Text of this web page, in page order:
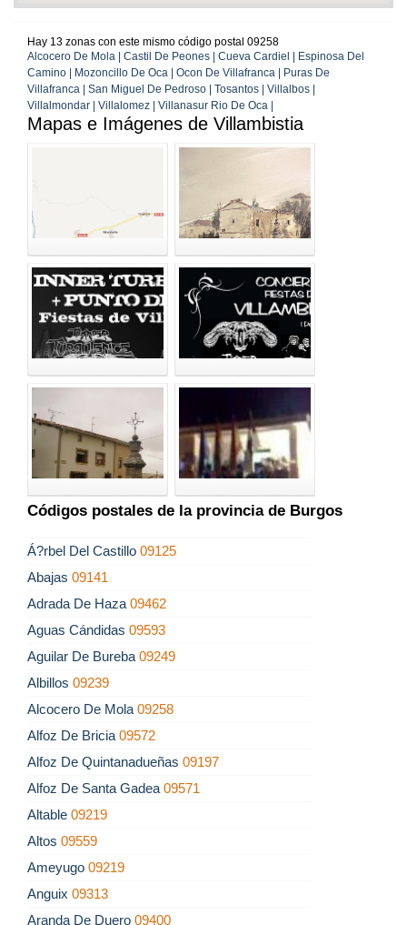
Hay 13 zonas con este mismo código postal 09258
Alcocero De Mola | Castil De Peones | Cueva Cardiel | Espinosa Del
Camino | Mozoncillo De Oca | Ocon De Villafranca | Puras De
Villafranca | San Miguel De Pedroso | Tosantos | Villalbos |
Villalmondar | Villalomez | Villanasur Rio De Oca |
Mapas e Imágenes de Villambistia
Códigos postales de la provincia de Burgos
Á?rbel Del Castillo 09125
Abajas 09141
Adrada De Haza 09462
Aguas Cándidas 09593
Aguilar De Bureba 09249
Albillos 09239
Alcocero De Mola 09258
Alfoz De Bricia 09572
Alfoz De Quintanadueñas 09197
Alfoz De Santa Gadea 09571
Altable 09219
Altos 09559
Ameyugo 09219
Anguix 09313
Aranda De Duero 09400